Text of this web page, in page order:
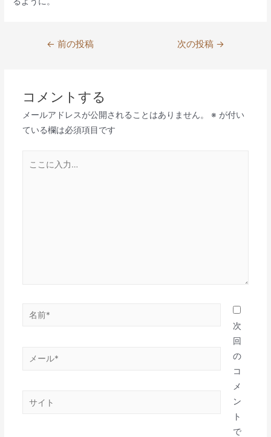
ゲ
ー
シ
ン
← 前の投稿 次の投稿 →
コメントする
メールアドレスが公開されることはありません。 ※ が付い
ている欄は必須項目です
次
回
の
コ
メ
ン
ト
で